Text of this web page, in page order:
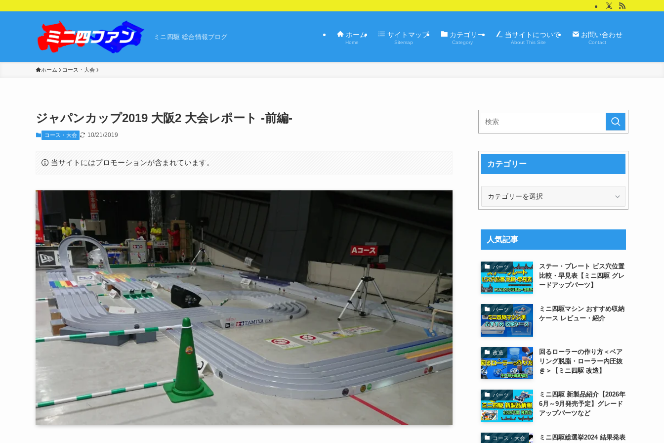
ミニ四駆 総合情報ブログ ホーム
Home
サイトマップ
Sitemap
カテゴリー
Category
当サイトについて
About This Site
お問い合わせ
Contact
ホーム コース・大会
ジャパンカップ2019 大阪2 大会レポート -前編-
コース・大会 10/21/2019
当サイトにはプロモーションが含まれています。 カテゴリー
人気記事
パーツ
ステー・プレート ビス穴位置
比較・早見表【ミニ四駆 グレ
ードアップパーツ】
パーツ
ミニ四駆マシン おすすめ収納
ケース レビュー・紹介
改造
回るローラーの作り方＜ベア
リング脱脂・ローラー内圧抜
き＞【ミニ四駆 改造】
パーツ
ミニ四駆 新製品紹介【2026年
6月～9月発売予定】グレード
アップパーツなど
コース・大会
ミニ四駆総選挙2024 結果発表